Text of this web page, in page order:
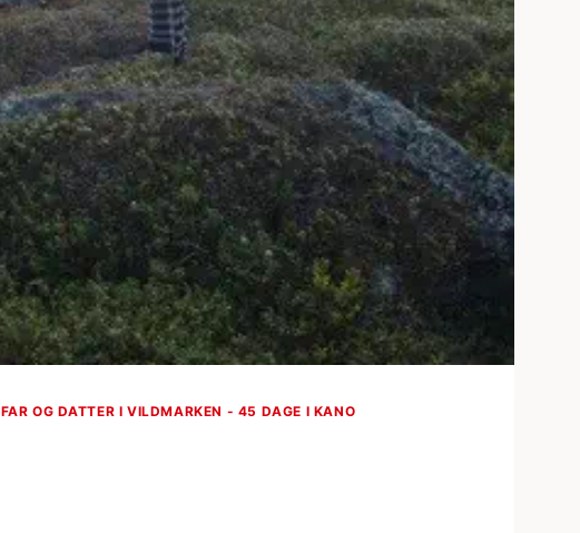
FAR OG DATTER I VILDMARKEN - 45 DAGE I KANO